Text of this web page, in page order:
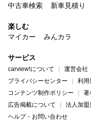
中古車検索
新車見積り
楽しむ
マイカー
みんカラ
サービス
carview!について 運営会社
プライバシーセンター
利用
コンテンツ制作ポリシー
著
広告掲載について
法人加盟
ヘルプ・お問い合わせ